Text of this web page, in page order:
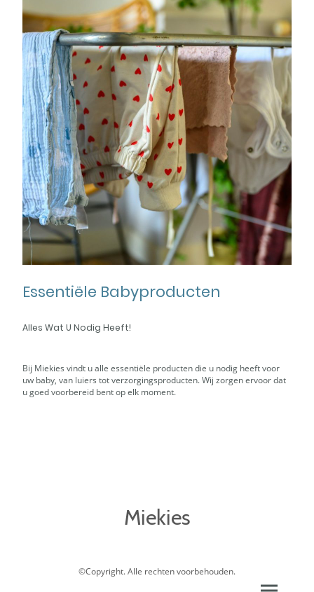
Essentiële Babyproducten
Alles Wat U Nodig Heeft!
Bij Miekies vindt u alle essentiële producten die u nodig heeft voor
uw baby, van luiers tot verzorgingsproducten. Wij zorgen ervoor dat
u goed voorbereid bent op elk moment.
Miekies
©Copyright. Alle rechten voorbehouden.